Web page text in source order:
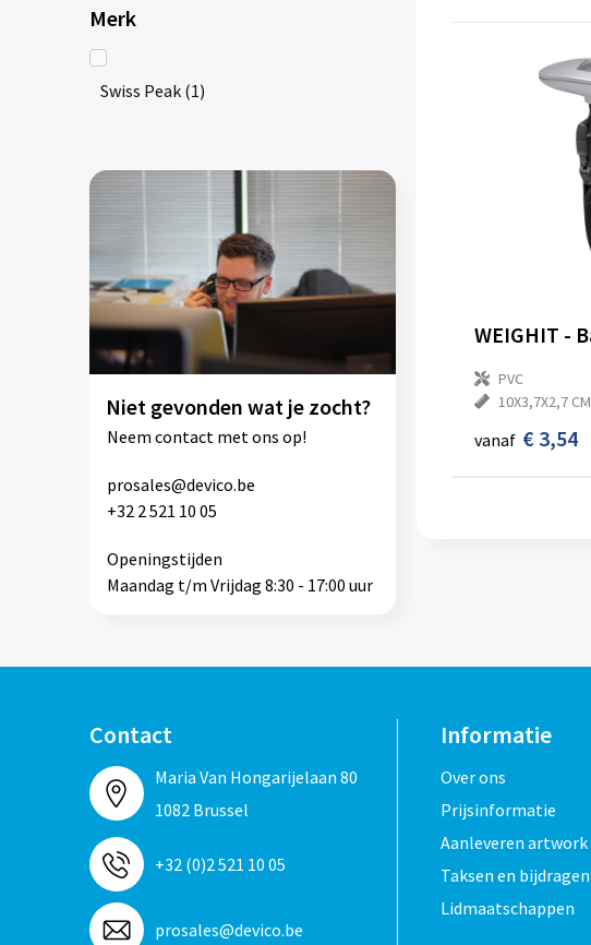
Merk
Swiss Peak (1)
Niet gevonden wat je zocht?
Neem contact met ons op!
prosales@devico.be
+32 2 521 10 05
Openingstijden
Maandag t/m Vrijdag 8:30 - 17:00 uur
PVC
10X3,7X2,7 CM
vanaf € 3,54
Contact
Maria Van Hongarijelaan 80
1082 Brussel
+32 (0)2 521 10 05
prosales@devico.be
Informatie
Over ons
Prijsinformatie
Aanleveren artwork
Taksen en bijdragen
Lidmaatschappen